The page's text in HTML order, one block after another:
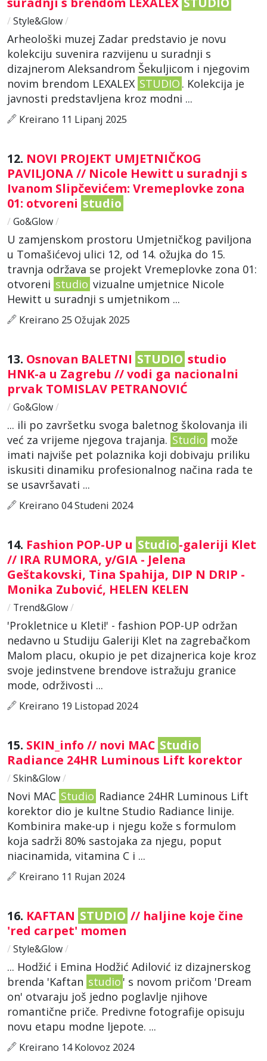
/ Style&Glow/
Arheološki muzej Zadar predstavio je novu
kolekciju suvenira razvijenu u suradnji s
dizajnerom Aleksandrom Šekuljicom i njegovim
novim brendom LEXALEX STUDIO . Kolekcija je
javnosti predstavljena kroz modni ...
Kreirano 11 Lipanj 2025
12. NOVI PROJEKT UMJETNIČKOG
PAVILJONA // Nicole Hewitt u suradnji s
Ivanom Slipčevićem: Vremeplovke zona
01: otvoreni studio
/ Go&Glow/
U zamjenskom prostoru Umjetničkog paviljona
u Tomašićevoj ulici 12, od 14. ožujka do 15.
travnja održava se projekt Vremeplovke zona 01:
otvoreni studio vizualne umjetnice Nicole
Hewitt u suradnji s umjetnikom ...
Kreirano 25 Ožujak 2025
13. Osnovan BALETNI STUDIO studio
HNK-a u Zagrebu // vodi ga nacionalni
prvak TOMISLAV PETRANOVIĆ
/ Go&Glow/
... ili po završetku svoga baletnog školovanja ili
već za vrijeme njegova trajanja. Studio može
imati najviše pet polaznika koji dobivaju priliku
iskusiti dinamiku profesionalnog načina rada te
se usavršavati ...
Kreirano 04 Studeni 2024
14. Fashion POP-UP u Studio-galeriji Klet
// IRA RUMORA, y/GIA - Jelena
Geštakovski, Tina Spahija, DIP N DRIP -
Monika Zubović, HELEN KELEN
/ Trend&Glow/
'Prokletnice u Kleti!' - fashion POP-UP održan
nedavno u Studiju Galeriji Klet na zagrebačkom
Malom placu, okupio je pet dizajnerica koje kroz
svoje jedinstvene brendove istražuju granice
mode, održivosti ...
Kreirano 19 Listopad 2024
15. SKIN_info // novi MAC Studio
Radiance 24HR Luminous Lift korektor
/ Skin&Glow/
Novi MAC Studio Radiance 24HR Luminous Lift
korektor dio je kultne Studio Radiance linije.
Kombinira make-up i njegu kože s formulom
koja sadrži 80% sastojaka za njegu, poput
niacinamida, vitamina C i ...
Kreirano 11 Rujan 2024
16. KAFTAN STUDIO // haljine koje čine
'red carpet' momen
/ Style&Glow/
... Hodžić i Emina Hodžić Adilović iz dizajnerskog
brenda 'Kaftan studio ' s novom pričom 'Dream
on' otvaraju još jedno poglavlje njihove
romantične priče. Predivne fotografije opisuju
novu etapu modne ljepote. ...
Kreirano 14 Kolovoz 2024